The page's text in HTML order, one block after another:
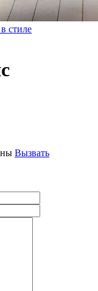
стиле
Вызвать